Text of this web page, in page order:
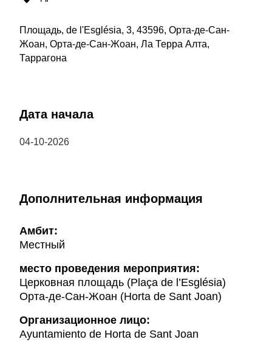
Площадь, de l'Església, 3, 43596, Орта-де-Сан-
Жоан, Орта-де-Сан-Жоан, Ла Терра Алта,
Таррагона
Дата начала
04-10-2026
Дополнительная информация
Амбит:
Местный
место проведения мероприятия:
Церковная площадь (Plaça de l’Església)
Орта-де-Сан-Жоан (Horta de Sant Joan)
Организационное лицо:
Ayuntamiento de Horta de Sant Joan